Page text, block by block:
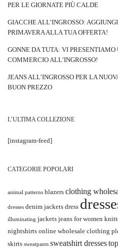
PER LE GIORNATE PIÙ CALDE
GIACCHE ALL’INGROSSO:
PRIMAVERA ALLA TUA OFFERTA!
GONNE DA TUTA: VI PRESENTIAMO
COMMERCIO ALL’INGROSSO!
JEANS ALL’INGROSSO PER LA
BUON PREZZO
L’ULTIMA COLLEZIONE
[instagram-feed]
CATEGORIE POPOLARI
animal patterns blazers clothing
dresses denim jackets dress
illuminating jackets jeans for women
nightshirts online wholesale clothing
skirts sweatpants sweatshirt dresses